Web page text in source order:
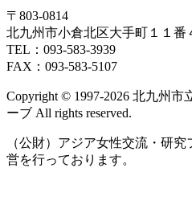
ト)
日
ベ
ン
ト)
日 日
ン
ト)
〒803‐0814
北九州市小倉北区大手町１１番
TEL：093‐583‐3939
FAX：093‐583‐5107
Copyright © 1997‐2026 北九州
ーブ All rights reserved.
（公財）アジア女性交流・研
営を行っております。